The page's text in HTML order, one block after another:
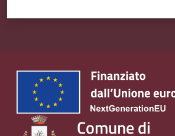
Comune di